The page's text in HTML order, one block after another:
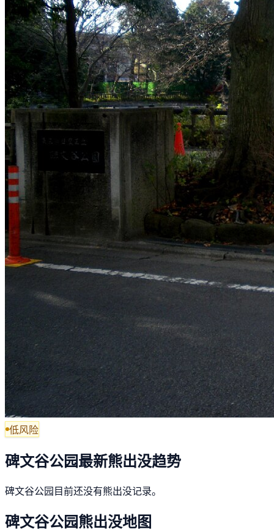
低风险
碑文谷公园最新熊出没趋势
碑文谷公园目前还没有熊出没记录。
碑文谷公园熊出没地图